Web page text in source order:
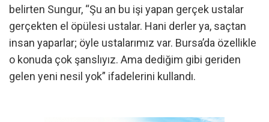
belirten Sungur, “Şu an bu işi yapan gerçek ustalar
gerçekten el öpülesi ustalar. Hani derler ya, saçtan
insan yaparlar; öyle ustalarımız var. Bursa’da özellikle
o konuda çok şanslıyız. Ama dediğim gibi geriden
gelen yeni nesil yok” ifadelerini kullandı.